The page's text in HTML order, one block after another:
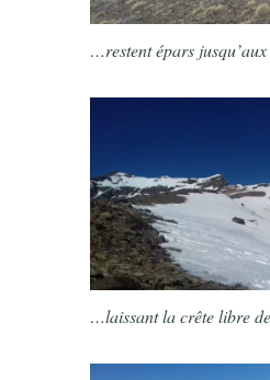
…restent épars
…laissant la crête libre